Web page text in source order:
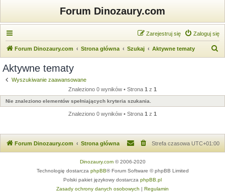
Forum Dinozaury.com
Zaloguj się
Zarejestruj się
Forum Dinozaury.com Strona główna Szukaj Aktywne tematy
a
j
Aktywne tematy
Wyszukiwanie zaawansowane
Znaleziono 0 wyników • Strona 1 z 1
Nie znaleziono elementów spełniających kryteria szukania.
Znaleziono 0 wyników • Strona 1 z 1
Forum Dinozaury.com Strona główna Strefa czasowa UTC+01:00
Dinozaury.com© 2006-2020
Technologię dostarcza phpBB® Forum Software © phpBB Limited
Polski pakiet językowy dostarcza phpBB.pl
Zasady ochrony danych osobowych | Regulamin